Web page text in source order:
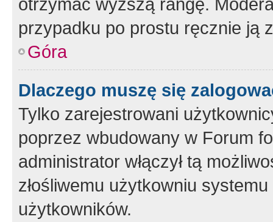
przypadku po prostu ręcznie ją
Góra
Dlaczego muszę się
Tylko zarejestrowani
poprzez wbudowany w Forum
administrator włączył tą
złośliwemu użytkowniu
użytkowników.